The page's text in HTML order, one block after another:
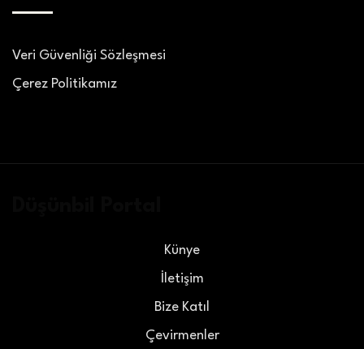
Veri Güvenliği Sözleşmesi
Çerez Politikamız
Künye
İletişim
Bize Katıl
Çevirmenler